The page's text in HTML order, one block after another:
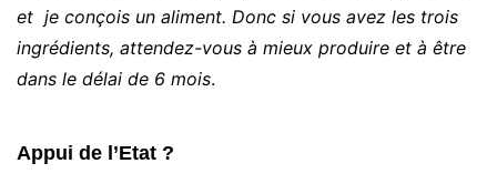
et je conçois un aliment. Donc si vous avez les trois
ingrédients, attendez-vous à mieux produire et à être
dans le délai de 6 mois.
Appui de l’Etat ?